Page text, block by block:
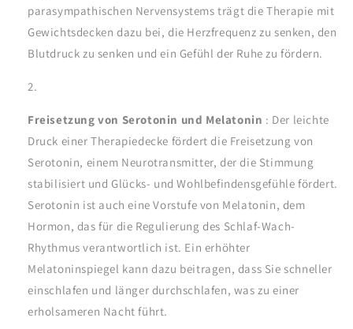
parasympathischen Nervensystems trägt die Therapie mit
Gewichtsdecken dazu bei, die Herzfrequenz zu senken, den
Blutdruck zu senken und ein Gefühl der Ruhe zu fördern.
Freisetzung von Serotonin und Melatonin : Der leichte
Druck einer Therapiedecke fördert die Freisetzung von
Serotonin, einem Neurotransmitter, der die Stimmung
stabilisiert und Glücks- und Wohlbefindensgefühle fördert.
Serotonin ist auch eine Vorstufe von Melatonin, dem
Hormon, das für die Regulierung des Schlaf-Wach-
Rhythmus verantwortlich ist. Ein erhöhter
Melatoninspiegel kann dazu beitragen, dass Sie schneller
einschlafen und länger durchschlafen, was zu einer
erholsameren Nacht führt.